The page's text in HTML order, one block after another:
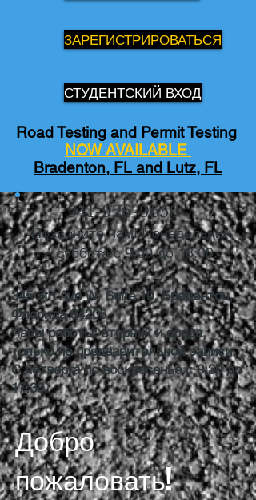
ЗАРЕГИСТРИРОВАТЬСЯ
СТУДЕНТСКИЙ ВХОД
Road Testing and Permit Testing
NOW AVAILABLE
Bradenton, FL and Lutz, FL
941-926-9650
Позвоните нам! Понедельник
– суббота с 9:00 до 18:00.
345 6th Ave W, Suite 10, Брадентон,
Флорида 34205
Часы работы: вторник и среда,
только по предварительной записи.
С четверга по воскресенье с 9:30 до
17:30.
Добро
пожаловать!